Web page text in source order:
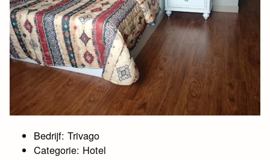
Bedrijf: Trivago
Categorie: Hotel